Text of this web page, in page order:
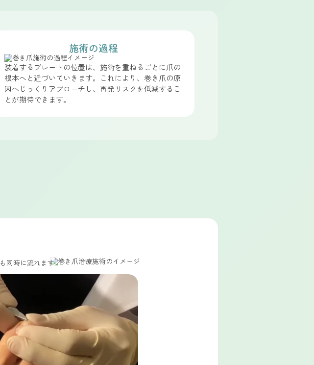
施術の過程
装着するプレートの位置は、施術を重ねるごとに爪の
根本へと近づいていきます。これにより、巻き爪の原
因へじっくりアプローチし、再発リスクを低減するこ
とが期待できます。
同時に流れます